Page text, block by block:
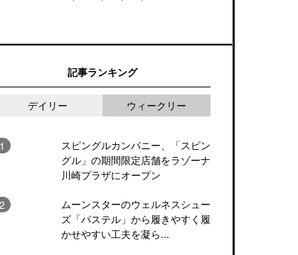
記事ランキング
デイリー ウィークリー
スピングルカンパニー、「スピン
グル」の期間限定店舗をラゾーナ
川崎プラザにオープン
ムーンスターのウェルネスシュー
ズ「パステル」から履きやすく履
かせやすい工夫を凝ら...